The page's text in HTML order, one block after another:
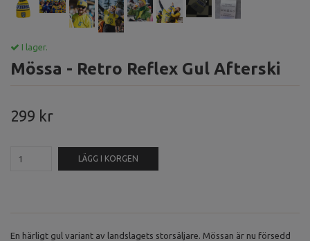
I lager.
Mössa - Retro Reflex Gul Afterski
299 kr
LÄGG I KORGEN
En härligt gul variant av landslagets storsäljare. Mössan är nu försedd